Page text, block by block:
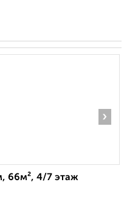
›
66м², 4/7 этаж